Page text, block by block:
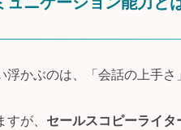
かぶのは、「会話の上手さ
が、 セールスコピーライ